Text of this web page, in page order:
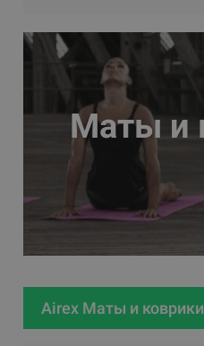
Маты и
Airex Маты и коврики